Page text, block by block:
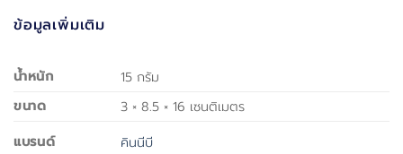
ข้อมูลเพิ่มเติม
น้ำหนัก
15 กรัม
ขนาด
3 × 8.5 × 16 เซนติเมตร
แบรนด์
คินนีบี